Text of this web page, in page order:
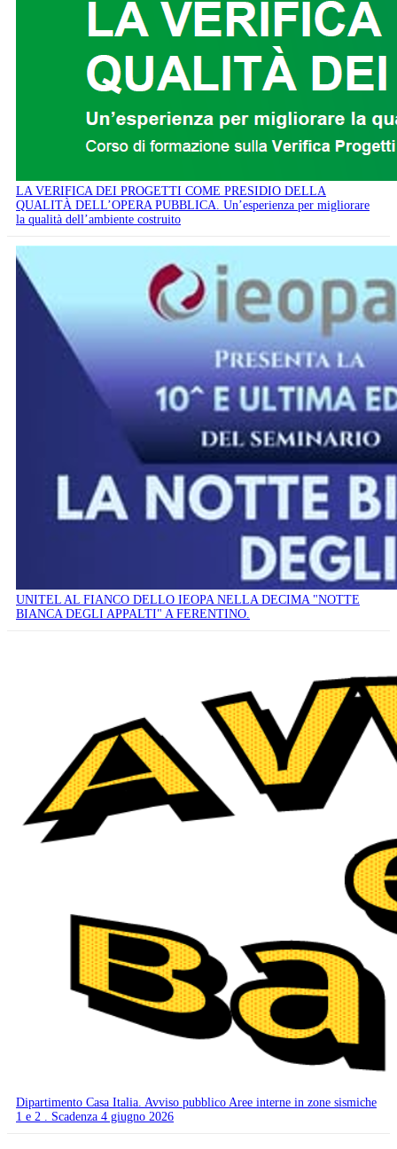
LA VERIFICA DEI PROGETTI COME PRESIDIO DELLA
QUALITÀ DELL’OPERA PUBBLICA. Un’esperienza per migliorare
la qualità dell’ambiente costruito
UNITEL AL FIANCO DELLO IEOPA NELLA DECIMA "NOTTE
BIANCA DEGLI APPALTI" A FERENTINO.
Dipartimento Casa Italia. Avviso pubblico Aree interne in zone sismiche
1 e 2 . Scadenza 4 giugno 2026